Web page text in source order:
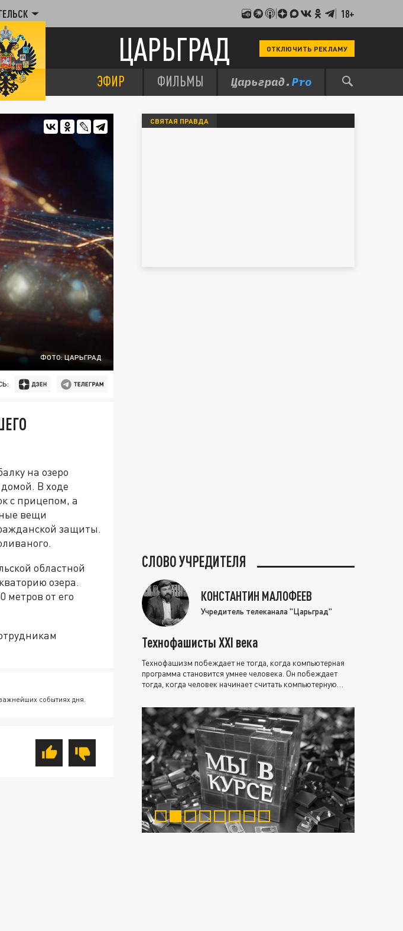
18+
ЦАРЬГРАД ОТКЛЮЧИТЬ РЕКЛАМУ
ЭФИР ФИЛЬМЫ
ФОТО: ЦАРЬГРАД
на озеро
В ходе
с прицепом, а
вещи
защиты.
областной
озера.
метров от его
событиях дня.
СВЯТАЯ ПРАВДА
СЛОВО УЧРЕДИТЕЛЯ
КОНСТАНТИН МАЛОФЕЕВ
Учредитель телеканала "Царьград"
Технофашисты XXI века
Технофашизм побеждает не тогда, когда компьютерная
программа становится умнее человека. Он побеждает
тогда, когда человек начинает считать компьютерную